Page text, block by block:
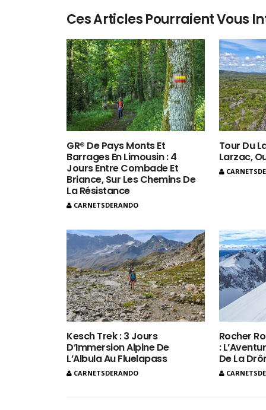
Ces Articles Pourraient Vous
GR® De Pays Monts Et
Barrages En Limousin : 4
Jours Entre Combade Et
Briance, Sur Les Chemins De
La Résistance
CARNETSDERANDO
Tour Du
Larzac,
Kesch Trek : 3 Jours
D’Immersion Alpine De
L’Albula Au Fluelapass
CARNETSDERANDO
Rocher
:
De La